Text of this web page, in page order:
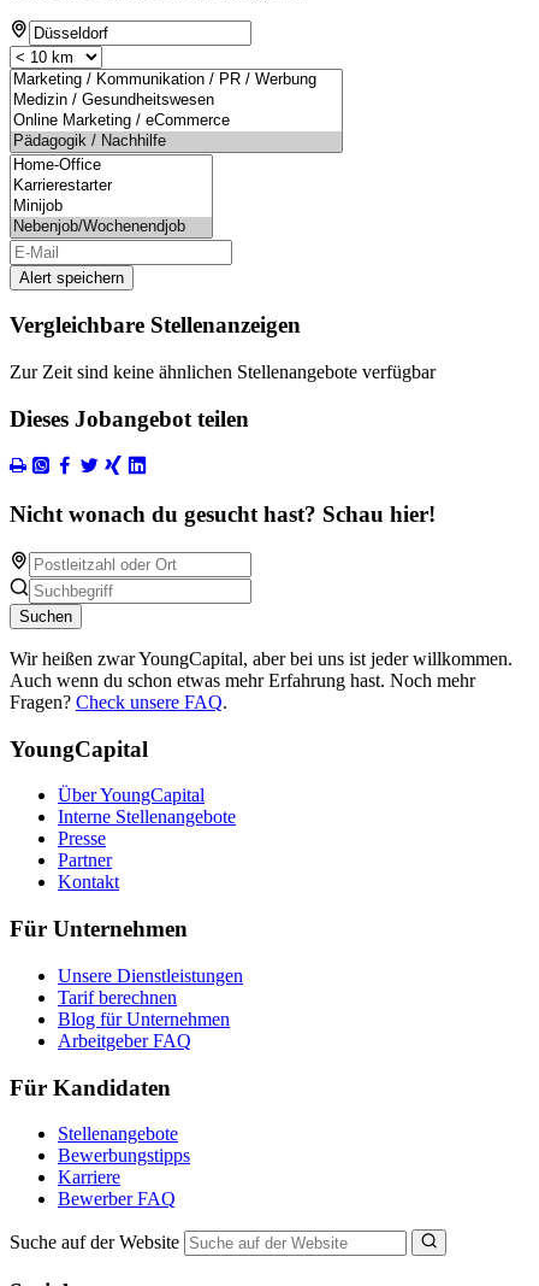
Alert speichern
Vergleichbare Stellenanzeigen
Zur Zeit sind keine ähnlichen Stellenangebote verfügbar
Dieses Jobangebot teilen
Nicht wonach du gesucht hast? Schau hier!
Suchen
Wir heißen zwar YoungCapital, aber bei uns ist jeder willkommen.
Auch wenn du schon etwas mehr Erfahrung hast. Noch mehr
Fragen? Check unsere FAQ.
YoungCapital
Über YoungCapital
Interne Stellenangebote
Presse
Partner
Kontakt
Für Unternehmen
Unsere Dienstleistungen
Tarif berechnen
Blog für Unternehmen
Arbeitgeber FAQ
Für Kandidaten
Stellenangebote
Bewerbungstipps
Karriere
Bewerber FAQ
Suche auf der Website